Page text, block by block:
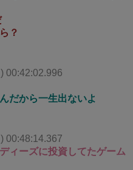
？
00:42:02.996
だから一生出ないよ
00:48:14.367
ィーズに投資してたゲーム